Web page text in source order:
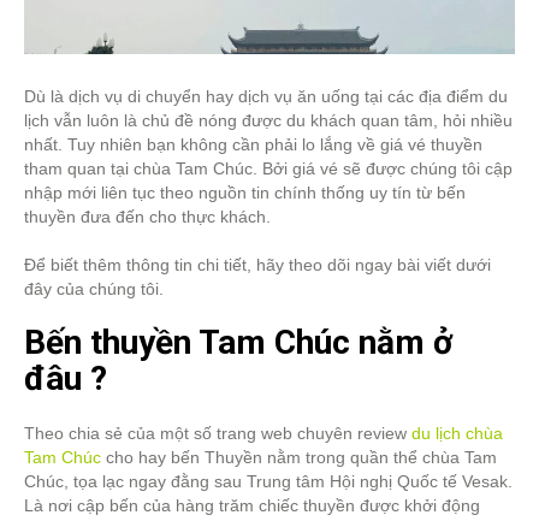
Dù là dịch vụ di chuyển hay dịch vụ ăn uống tại các địa điểm du
lịch vẫn luôn là chủ đề nóng được du khách quan tâm, hỏi nhiều
nhất. Tuy nhiên bạn không cần phải lo lắng về giá vé thuyền
tham quan tại chùa Tam Chúc. Bởi giá vé sẽ được chúng tôi cập
nhập mới liên tục theo nguồn tin chính thống uy tín từ bến
thuyền đưa đến cho thực khách.
Để biết thêm thông tin chi tiết, hãy theo dõi ngay bài viết dưới
đây của chúng tôi.
Bến thuyền Tam Chúc nằm ở
đâu ?
Theo chia sẻ của một số trang web chuyên review du lịch chùa
Tam Chúc cho hay bến Thuyền nằm trong quần thể chùa Tam
Chúc, tọa lạc ngay đằng sau Trung tâm Hội nghị Quốc tế Vesak.
Là nơi cập bến của hàng trăm chiếc thuyền được khởi động